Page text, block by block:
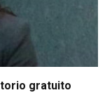
gratuito